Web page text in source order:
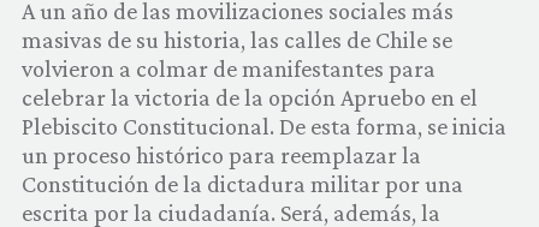
LATFEMLAB.
PRODUCTOS
QUIÉNES SOMOS
A un año de las movilizaciones sociales más
masivas de su historia, las calles de Chile se
volvieron a colmar de manifestantes para
celebrar la victoria de la opción Apruebo en el
Plebiscito Constitucional. De esta forma, se inicia
un proceso histórico para reemplazar la
Constitución de la dictadura militar por una
escrita por la ciudadanía. Será, además, la